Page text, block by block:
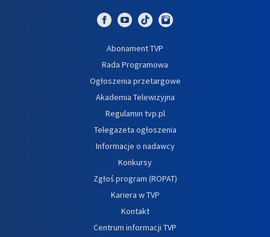
Abonament TVP
Rada Programowa
Ogłoszenia przetargowe
Akademia Telewizyjna
Regulamin tvp.pl
Telegazeta ogłoszenia
Informacje o nadawcy
Konkursy
Zgłoś program (ROPAT)
Kariera w TVP
Kontakt
Centrum informacji TVP